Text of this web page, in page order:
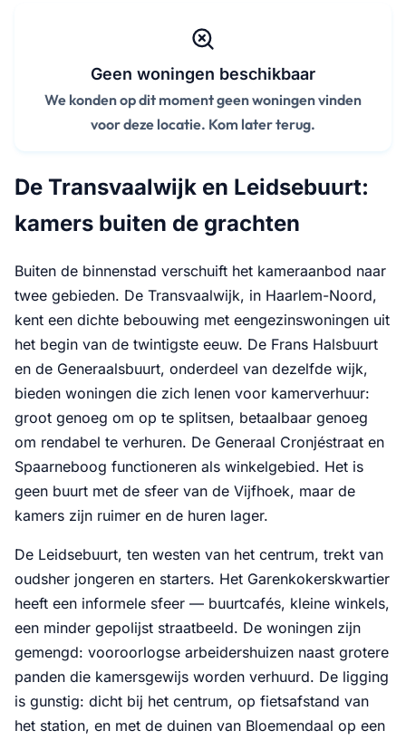
Geen woningen beschikbaar
We konden op dit moment geen woningen vinden
voor deze locatie. Kom later terug.
De Transvaalwijk en Leidsebuurt:
kamers buiten de grachten
Buiten de binnenstad verschuift het kameraanbod naar
twee gebieden. De Transvaalwijk, in Haarlem-Noord,
kent een dichte bebouwing met eengezinswoningen uit
het begin van de twintigste eeuw. De Frans Halsbuurt
en de Generaalsbuurt, onderdeel van dezelfde wijk,
bieden woningen die zich lenen voor kamerverhuur:
groot genoeg om op te splitsen, betaalbaar genoeg
om rendabel te verhuren. De Generaal Cronjéstraat en
Spaarneboog functioneren als winkelgebied. Het is
geen buurt met de sfeer van de Vijfhoek, maar de
kamers zijn ruimer en de huren lager.
De Leidsebuurt, ten westen van het centrum, trekt van
oudsher jongeren en starters. Het Garenkokerskwartier
heeft een informele sfeer — buurtcafés, kleine winkels,
een minder gepolijst straatbeeld. De woningen zijn
gemengd: vooroorlogse arbeidershuizen naast grotere
panden die kamersgewijs worden verhuurd. De ligging
is gunstig: dicht bij het centrum, op fietsafstand van
het station, en met de duinen van Bloemendaal op een